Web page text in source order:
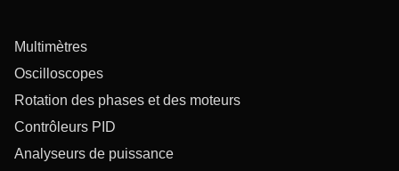
Multimètres
Oscilloscopes
Rotation des phases et des moteurs
Contrôleurs PID
Analyseurs de puissance